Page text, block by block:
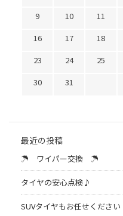
9
10 11
16
17 18
23
24 25
30
31
最近の投稿
☂ ワイパー交換 ☂
タイヤの安心点検♪
SUVタイヤもお任せください